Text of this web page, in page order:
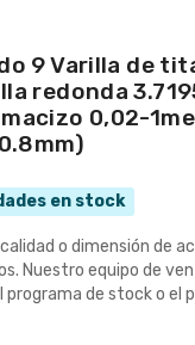
9 Varilla de
redonda
0,02-
en stock
o dimensión de
Nuestro equipo de
de stock o el